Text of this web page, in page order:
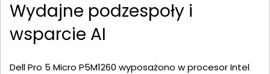
Wydajne podzespoły i
wsparcie AI
Dell Pro 5 Micro P5M1260 wyposażono w procesor Intel